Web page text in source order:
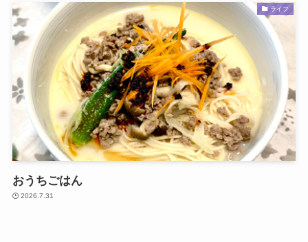
ライフ
おうちごはん
2026.7.31